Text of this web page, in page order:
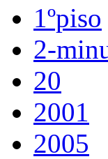
1ºpiso
2-
20
2001
2005